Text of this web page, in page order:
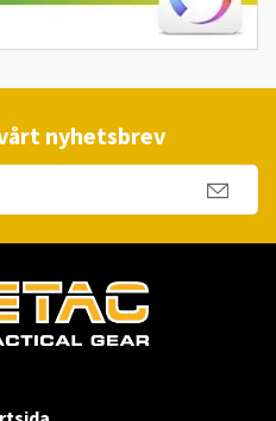
nyhetsbrev